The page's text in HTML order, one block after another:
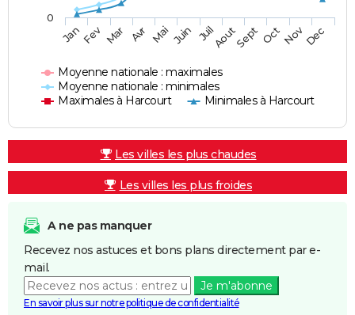
Moyenne nationale : maximales
Moyenne nationale : minimales
Maximales à Harcourt
Minimales à Harcourt
JanFev Mar Avr Mai Juin JuilAoutSept OctNovDec
0
Les villes les plus chaudes
Les villes les plus froides
A ne pas manquer
Recevez nos astuces et bons plans directement par e-
mail.
Je m'abonne
En savoir plus sur notre politique de confidentialité